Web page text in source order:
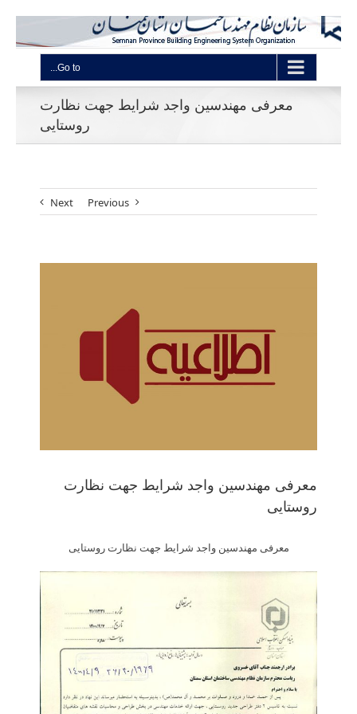
Go to...
معرفی مهندسین واجد شرایط جهت نظارت
روستایی
Previous
Next
معرفی مهندسین واجد شرایط جهت نظارت
روستایی
معرفی مهندسین واجد شرایط جهت نظارت روستایی